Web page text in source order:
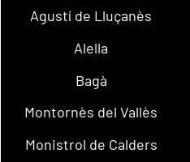
Agustí de Lluçanès
Alella
Bagà
Montornès del Vallès
Monistrol de Calders